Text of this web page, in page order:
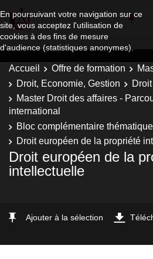
En poursuivant votre navigation sur ce
site, vous acceptez l'utilisation de
cookies à des fins de mesure
d'audience (statistiques anonymes).
Accueil Offre de formation
Droit, Economie, Gestion
Master Droit des affaires -
international
Bloc complémentaire
Droit européen de la propriété
Droit européen de la
intellectuelle
Ajouter à la sélection